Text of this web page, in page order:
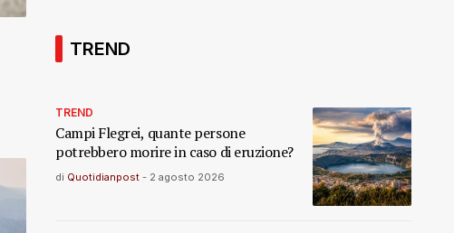
TREND
TREND
Campi Flegrei, quante persone
potrebbero morire in caso di eruzione?
di Quotidianpost - 2 agosto 2026